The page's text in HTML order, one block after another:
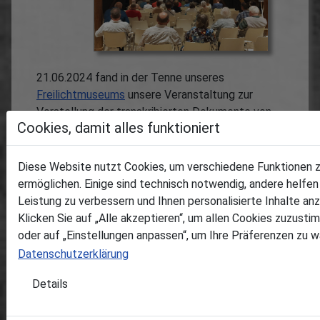
21.06.2024 fand in der Tenne unseres
Freilichtmuseums unsere Veranstaltung zur
Vorstellung der transkribierten Dokumente von
1900 bis 1930 unter dem Titel "Die Stimmen der
Vergangenheit - Ein Dorf und seine Pfarrer
erzählen" statt. In der Kombination von
Originaldokumenten (z.B. Karten aus den
Schützengräben des 1. Weltkrieges, Bildern aus
dem Archiv des Heimatvereines), Ki-Musik und -
generierten Bildern sowie dem Vortrag zu den
Inhalten wurde die Geschichte unseres Dorfes
Unfall, Erdbeben mit Glockenschlag,
Cookies, damit alles funktioniert
Diese Website nutzt Cookies, um verschiedene Funktionen
ermöglichen. Einige sind technisch notwendig, andere helfen
Leistung zu verbessern und Ihnen personalisierte Inhalte
Klicken Sie auf „Alle akzeptieren“, um allen Cookies
oder auf „Einstellungen anpassen“, um Ihre Präferenzen zu
Datenschutzerklärung
Details